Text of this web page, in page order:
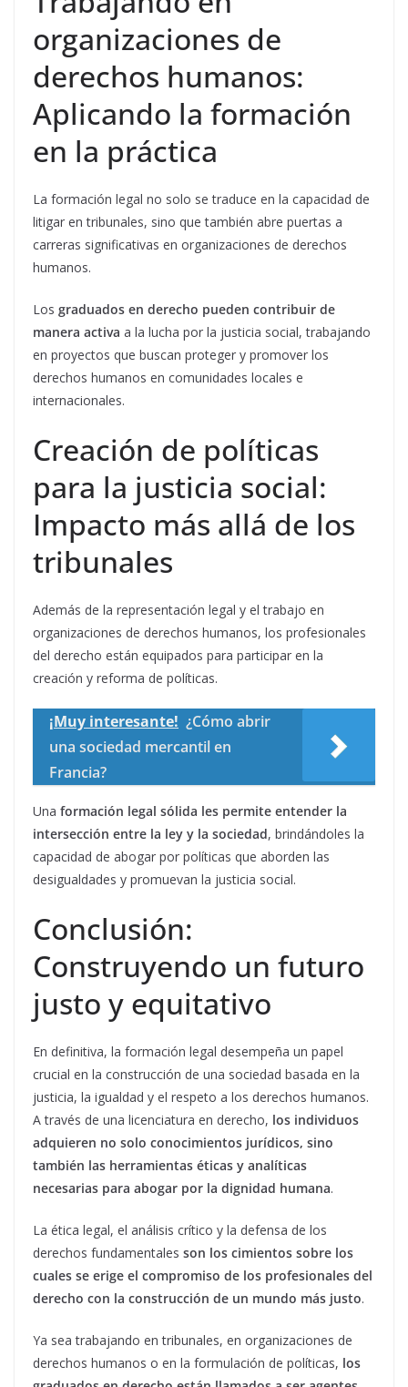
organizaciones de
derechos humanos:
Aplicando la formación
en la práctica
La formación legal no solo se traduce en la capacidad de
litigar en tribunales, sino que también abre puertas a
carreras significativas en organizaciones de derechos
humanos.
Los graduados en derecho pueden contribuir de
manera activa a la lucha por la justicia social, trabajando
en proyectos que buscan proteger y promover los
derechos humanos en comunidades locales e
internacionales.
Creación de políticas
para la justicia social:
Impacto más allá de los
tribunales
Además de la representación legal y el trabajo en
organizaciones de derechos humanos, los profesionales
del derecho están equipados para participar en la
creación y reforma de políticas.
¡Muy interesante! ¿Cómo abrir
una sociedad mercantil en
Francia?
Una formación legal sólida les permite entender la
intersección entre la ley y la sociedad, brindándoles la
capacidad de abogar por políticas que aborden las
desigualdades y promuevan la justicia social.
Conclusión:
Construyendo un futuro
justo y equitativo
En definitiva, la formación legal desempeña un papel
crucial en la construcción de una sociedad basada en la
justicia, la igualdad y el respeto a los derechos humanos.
A través de una licenciatura en derecho, los individuos
adquieren no solo conocimientos jurídicos, sino
también las herramientas éticas y analíticas
necesarias para abogar por la dignidad humana.
La ética legal, el análisis crítico y la defensa de los
derechos fundamentales son los cimientos sobre los
cuales se erige el compromiso de los profesionales del
derecho con la construcción de un mundo más justo.
Ya sea trabajando en tribunales, en organizaciones de
derechos humanos o en la formulación de políticas, los